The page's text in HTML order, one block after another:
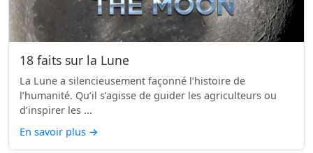
18 faits sur la Lune
La Lune a silencieusement façonné l’histoire de
l’humanité. Qu’il s’agisse de guider les agriculteurs ou
d’inspirer les ...
En savoir plus →